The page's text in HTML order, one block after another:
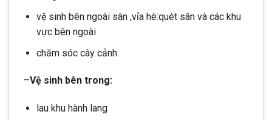
vệ sinh bên ngoài sân ,vỉa hè:quét sân và các khu
vực bên ngoài
chăm sóc cây cảnh
–Vệ sinh bên trong:
lau khu hành lang